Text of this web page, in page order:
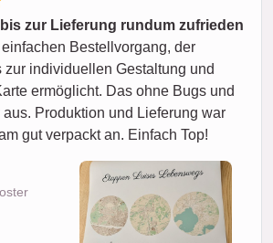
zur Lieferung rundum zufrieden
Bestellvorgang, der
individuellen Gestaltung und
ermöglicht. Das ohne Bugs und
Produktion und Lieferung war
gut verpackt an. Einfach Top!